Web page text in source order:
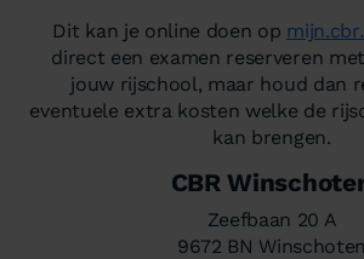
Dit kan je online doen op
direct een examen reserveren
jouw rijschool, maar houd dan
eventuele extra kosten welke de
kan brengen.
CBR
Zeefbaan 20 A
9672 BN Winschoten